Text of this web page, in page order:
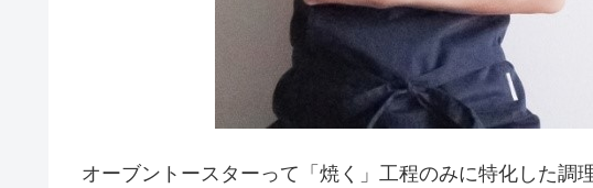
オーブントースターって「焼く」工程のみに特化した調